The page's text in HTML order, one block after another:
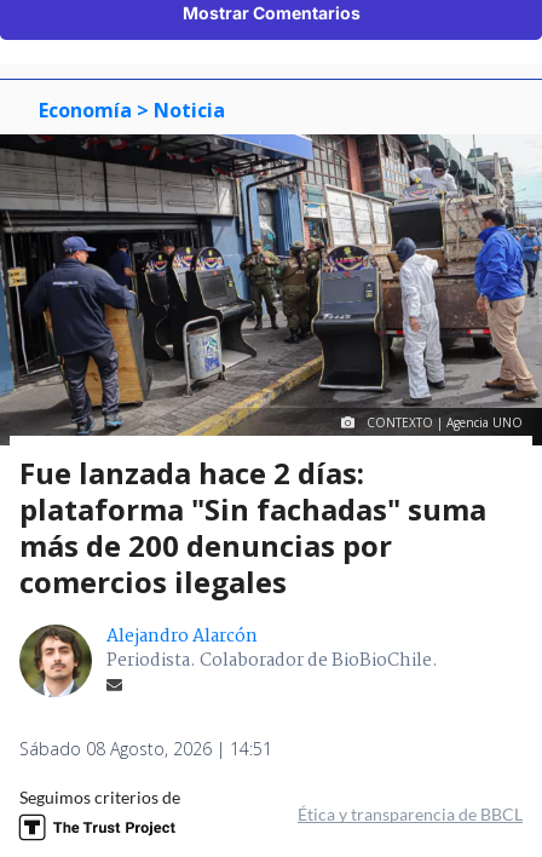
Mostrar Comentarios
Economía > Noticia
CONTEXTO | Agencia UNO
Fue lanzada hace 2 días:
plataforma "Sin fachadas" suma
más de 200 denuncias por
comercios ilegales
Alejandro Alarcón
Periodista. Colaborador de BioBioChile.
Sábado 08 Agosto, 2026 | 14:51
Seguimos criterios de
Ética y transparencia de BBCL